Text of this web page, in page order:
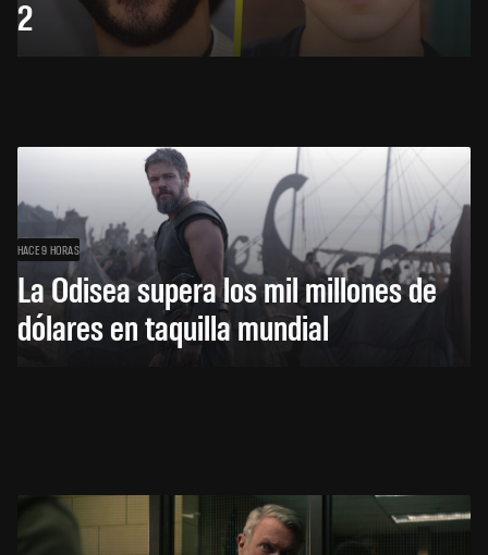
2
HACE 9 HORAS
La Odisea supera los mil millones de
dólares en taquilla mundial